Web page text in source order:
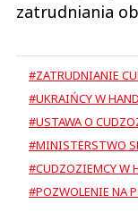
zatrudniania
#ZATRUDNIANIE
#UKRAIŃCY W
#USTAWA O
#MINISTERSTWO
#CUDZOZIEMCY W
#POZWOLENIE NA